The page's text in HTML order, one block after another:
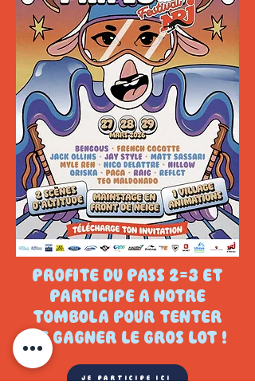
PROFITE DU PASS 2=3 ET
PARTICIPE A NOTRE
TOMBOLA POUR TENTER
DE GAGNER LE GROS LOT !
JE PARTICIPE ICI